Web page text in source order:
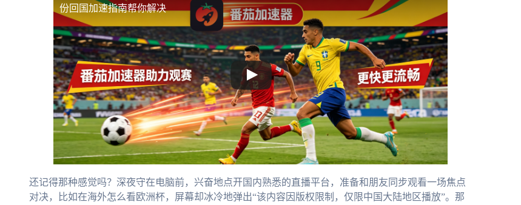
份回国加速指南帮你解决
还记得那种感觉吗？深夜守在电脑前，兴奋地点开国内熟悉的直播平台，准备和朋友同步观看一场焦点
对决，比如在海外怎么看欧洲杯，屏幕却冰冷地弹出“该内容因版权限制，仅限中国大陆地区播放”。那